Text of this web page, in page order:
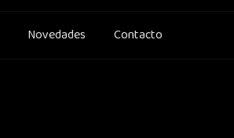
Novedades Contacto